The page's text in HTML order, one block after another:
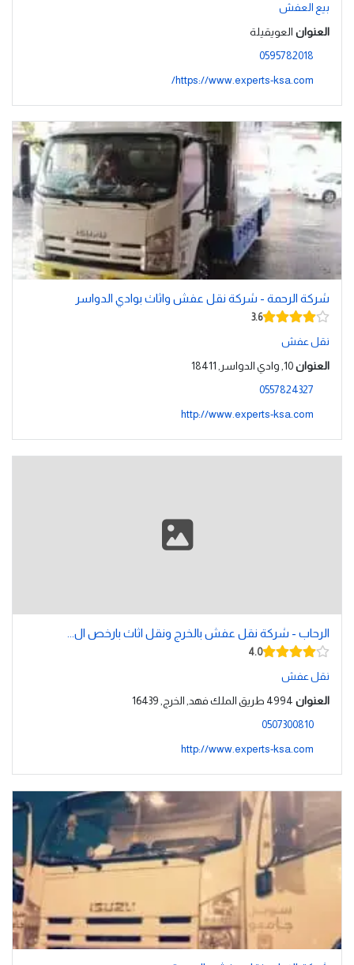
بيع العفش
العنوان العويقيلة
0595782018
https://www.experts-ksa.com/
شركة الرحمة - شركة نقل عفش واثاث بوادي الدواسر
3.6
نقل عفش
العنوان 10, وادي الدواسر, 18411
0557824327
http://www.experts-ksa.com
الرحاب - شركة نقل عفش بالخرج ونقل اثاث بارخص ال...
4.0
نقل عفش
العنوان 4994 طريق الملك فهد, الخرج, 16439
0507300810
http://www.experts-ksa.com